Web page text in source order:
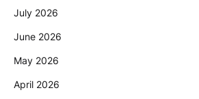
July 2026
June 2026
May 2026
April 2026